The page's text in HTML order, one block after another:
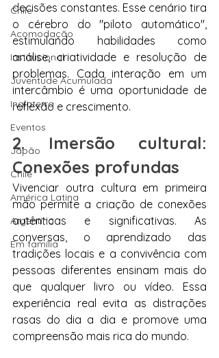
Chile
Acomodação
Institucional
Juventude Acumulada
Inglaterra
Eventos
Japão
Chile
América Latina
Argentina
Em família
decisões constantes. Esse cenário tira
o cérebro do "piloto automático",
estimulando habilidades como
análise, criatividade e resolução de
problemas. Cada interação em um
intercâmbio é uma oportunidade de
reflexão e crescimento.
2. Imersão cultural:
Conexões profundas
Vivenciar outra cultura em primeira
mão permite a criação de conexões
autênticas e significativas. As
conversas, o aprendizado das
tradições locais e a convivência com
pessoas diferentes ensinam mais do
que qualquer livro ou vídeo. Essa
experiência real evita as distrações
rasas do dia a dia e promove uma
compreensão mais rica do mundo.